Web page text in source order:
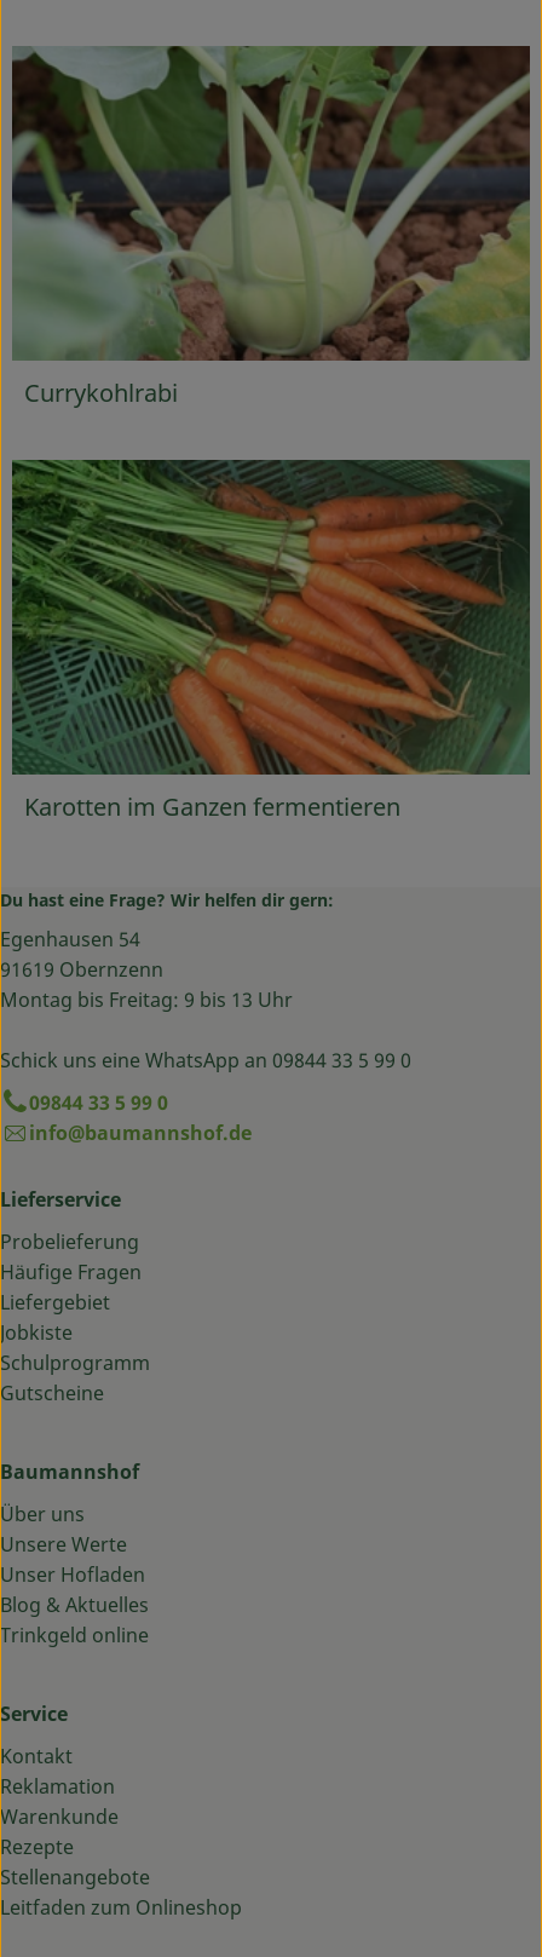
Currykohlrabi
Karotten im Ganzen fermentieren
Du hast eine Frage? Wir helfen dir gern:
Egenhausen 54
91619 Obernzenn
Montag bis Freitag: 9 bis 13 Uhr
Schick uns eine WhatsApp an 09844 33 5 99 0
09844 33 5 99 0
info@baumannshof.de
Lieferservice
Probelieferung
Häufige Fragen
Liefergebiet
Jobkiste
Schulprogramm
Gutscheine
Baumannshof
Über uns
Unsere Werte
Unser Hofladen
Blog & Aktuelles
Trinkgeld online
Service
Kontakt
Reklamation
Warenkunde
Rezepte
Stellenangebote
Leitfaden zum Onlineshop